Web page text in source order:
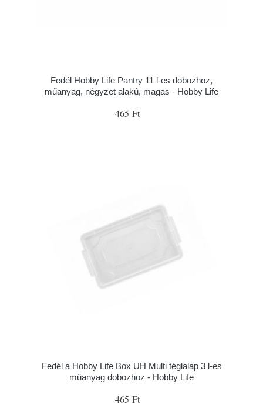
Fedél Hobby Life Pantry 11 l-es dobozhoz,
műanyag, négyzet alakú, magas - Hobby Life
465 Ft
Fedél a Hobby Life Box UH Multi téglalap 3 l-es
műanyag dobozhoz - Hobby Life
465 Ft